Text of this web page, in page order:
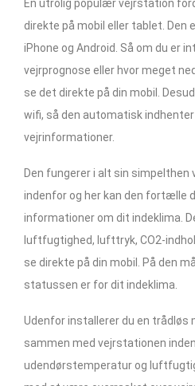
En utrolig populær vejrstation
direkte på mobil eller tablet. Den
iPhone og Android. Så om du er
vejrprognose eller hvor meget
se det direkte på din mobil.
wifi, så den automatisk
vejrinformationer.
Den fungerer i alt sin simpelthen
indenfor og her kan den fortælle
informationer om dit indeklima.
luftfugtighed, lufttryk, CO2-
se direkte på din mobil. På den
statussen er for dit indeklima.
Udenfor installerer du en trådløs
sammen med vejrstationen
udendørstemperatur og